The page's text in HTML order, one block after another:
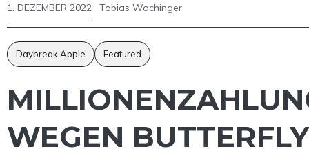
1. DEZEMBER 2022 Tobias Wachinger
Daybreak Apple Featured
WEGEN